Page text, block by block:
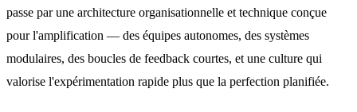
passe par une architecture organisationnelle et technique conçue
pour l'amplification — des équipes autonomes, des systèmes
modulaires, des boucles de feedback courtes, et une culture qui
valorise l'expérimentation rapide plus que la perfection planifiée.